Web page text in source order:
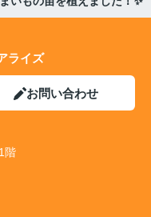
ライズ
お問い合わせ
階